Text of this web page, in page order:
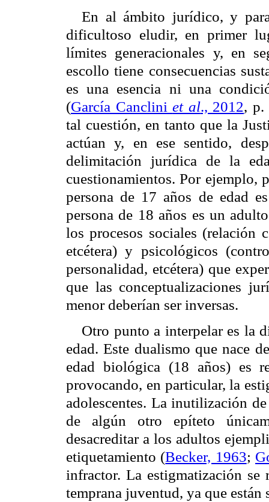
En al ámbito jurídico, y
dificultoso eludir, en primer
límites generacionales y, en
escollo tiene consecuencias
es una esencia ni una
(García Cancliniet al., 2012, p.
tal cuestión, en tanto que la
actúan y, en ese sentido,
delimitación jurídica de la
cuestionamientos. Por ejemplo,
persona de 17 años de edad
persona de 18 años es un
los procesos sociales (relación
etcétera) y psicológicos
personalidad, etcétera) que
que las conceptualizaciones
menor deberían ser inversas.
Otro punto a interpelar es la
edad. Este dualismo que nace
edad biológica (18 años) es
provocando, en particular, la
adolescentes. La inutilización
de algún otro epíteto
desacreditar a los adultos
etiquetamiento (Becker, 1963;
infractor. La estigmatización se
temprana juventud, ya que